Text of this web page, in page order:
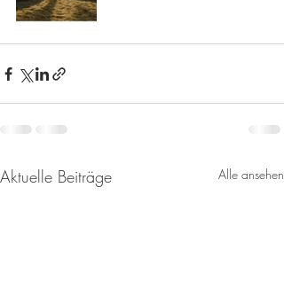
Aktuelle Beiträge Alle ansehen